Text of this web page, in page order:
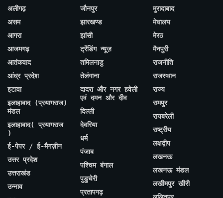
अलीगढ़
असम
आगरा
आजमगढ़
आतंकवाद
आंध्र प्रदेश
इटावा
इलाहाबाद (प्रयागराज)
मंडल
इलाहाबाद( प्रयागराज
)
ई-पेपर / ई-मैगज़ीन
उत्तर प्रदेश
उत्तराखंड
उन्नाव
जौनपुर
झारखण्ड
झांसी
ट्रेंडिंग न्यूज़
तमिलनाडु
तेलंगाना
दादरा और नगर हवेली
एवं दमन और दीव
दिल्ली
देवरिया
धर्म
पंजाब
पश्चिम बंगाल
पुडुचेरी
प्रतापगढ़
मुरादाबाद
मेघालय
मेरठ
मैनपुरी
राजनीति
राजस्थान
राज्य
रामपुर
रायबरेली
राष्ट्रीय
लक्षद्वीप
लखनऊ
लखनऊ मंडल
लखीमपुर खीरी